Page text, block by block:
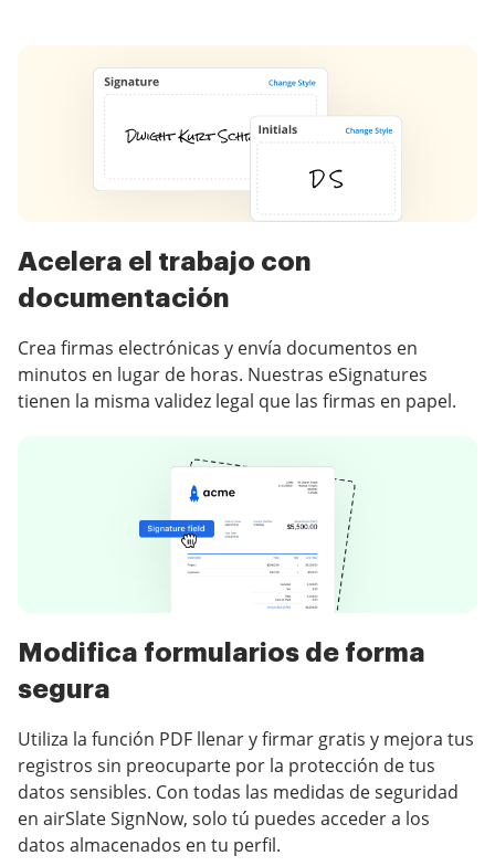
Acelera el trabajo con
documentación
Crea firmas electrónicas y envía documentos en
minutos en lugar de horas. Nuestras eSignatures
tienen la misma validez legal que las firmas en papel.
Modifica formularios de forma
segura
Utiliza la función PDF llenar y firmar gratis y mejora tus
registros sin preocuparte por la protección de tus
datos sensibles. Con todas las medidas de seguridad
en airSlate SignNow, solo tú puedes acceder a los
datos almacenados en tu perfil.